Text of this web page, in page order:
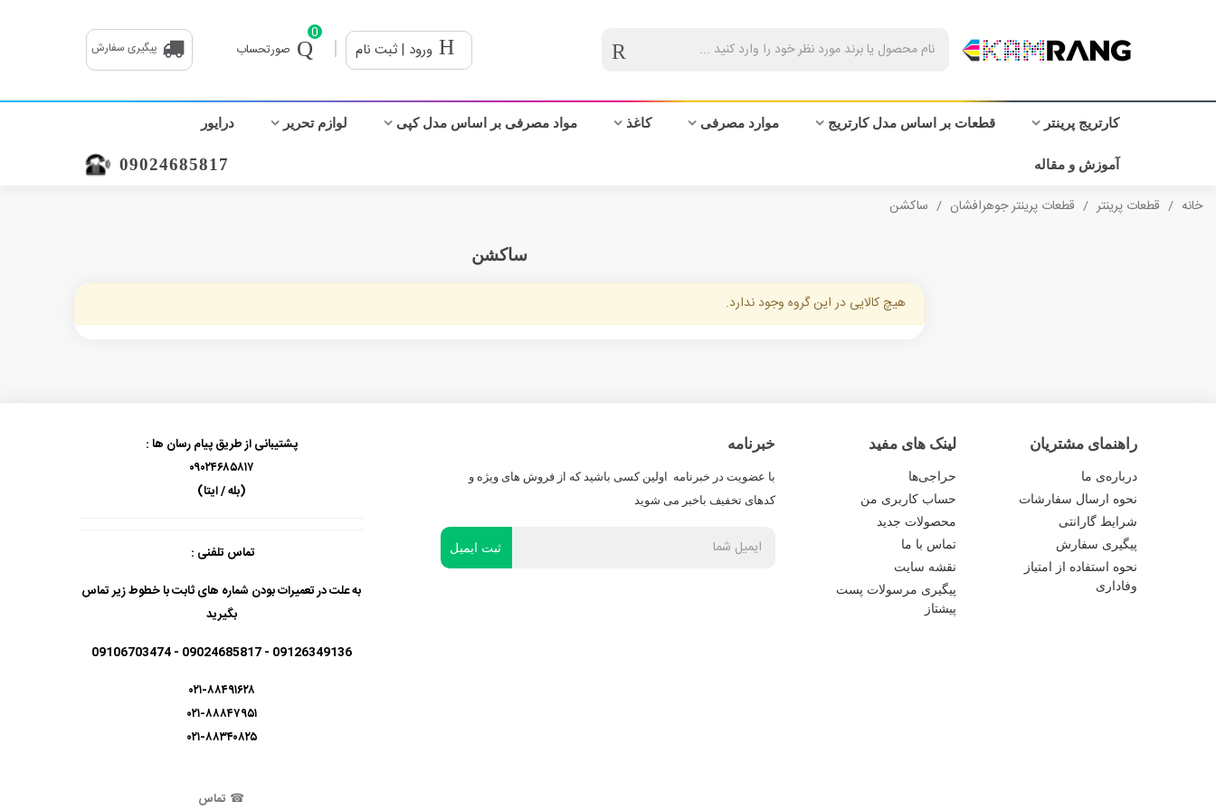
ورود | ثبت نام |
0
صورتحساب
پیگیری سفارش
کارتریج پرینتر قطعات بر اساس مدل کارتریج موارد مصرفی کاغذ مواد مصرفی بر اساس مدل کپی لوازم تحریر درایور
آموزش و مقاله 09024685817
خانه / قطعات پرینتر / قطعات پرینتر جوهرافشان / ساکشن
ساکشن
هیچ کالایی در این گروه وجود ندارد.
راهنمای مشتریان
درباره‌ی ما
نحوه ارسال سفارشات
شرایط گارانتی
پیگیری سفارش
نحوه استفاده از امتیاز
وفاداری
لینک های مفید
حراجی‌ها
حساب کاربری من
محصولات جدید
تماس با ما
نقشه سایت
پیگیری مرسولات پست
پیشتاز
خبرنامه
با عضویت در خبرنامه اولین کسی باشید که از فروش های ویژه و
کدهای تخفیف باخبر می شوید
پشتیبانی از طریق پیام رسان ها :
۰۹۰۲۴۶۸۵۸۱۷
(بله / ایتا)
تماس تلفنی :
به علت در تعمیرات بودن شماره های ثابت با خطوط زیر تماس
بگیرید
09126349136 - 09024685817 - 09106703474
۰۲۱-۸۸۴۹۱۶۲۸
۰۲۱-۸۸۸۴۷۹۵۱
۰۲۱-۸۸۳۴۰۸۲۵
☎ تماس